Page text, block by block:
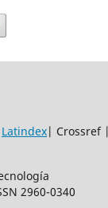
Latindex| Crossref |
2960-0340